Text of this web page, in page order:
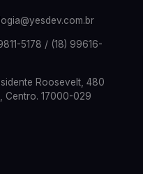
5178 / (18) 99616-
Roosevelt, 480
Centro. 17000-029